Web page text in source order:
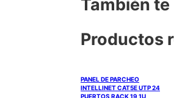
También
Productos
PANEL DE PARCHEO
INTELLINET CAT5E UTP 24
PUERTOS RACK 19 1U